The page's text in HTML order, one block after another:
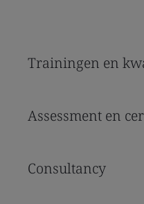
Trainingen en
Assessment en
Consultancy